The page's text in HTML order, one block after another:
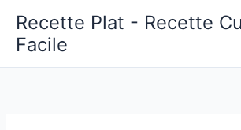
contenu
Recette Plat - Recette
Facile